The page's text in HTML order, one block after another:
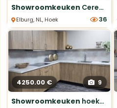
Showroomkeuken Cerezo NCS met Richárd Puur Eiken
Elburg, NL, Hoek keukens 36
4250.00 € 9
Showroomkeuken hoekopstelling houtlook 249,5x249,5 cm ETNA